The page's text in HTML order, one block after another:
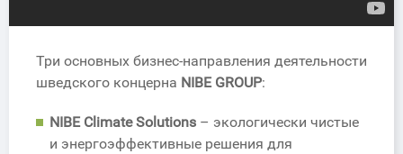
Три основных бизнес-направления деятельности
шведского концерна NIBE GROUP:
NIBE Climate Solutions – экологически чистые
и энергоэффективные решения для